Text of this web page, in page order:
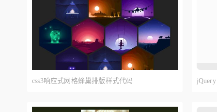
css3响应式网格蜂巢排版样式代码